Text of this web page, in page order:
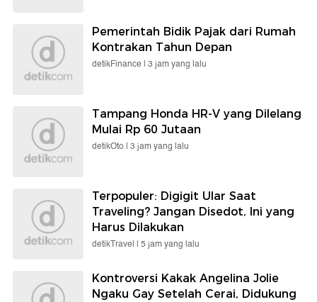
Pemerintah Bidik Pajak dari Rumah
Kontrakan Tahun Depan
detikFinance | 3 jam yang lalu
Tampang Honda HR-V yang Dilelang
Mulai Rp 60 Jutaan
detikOto | 3 jam yang lalu
Terpopuler: Digigit Ular Saat
Traveling? Jangan Disedot, Ini yang
Harus Dilakukan
detikTravel | 5 jam yang lalu
Kontroversi Kakak Angelina Jolie
Ngaku Gay Setelah Cerai, Didukung